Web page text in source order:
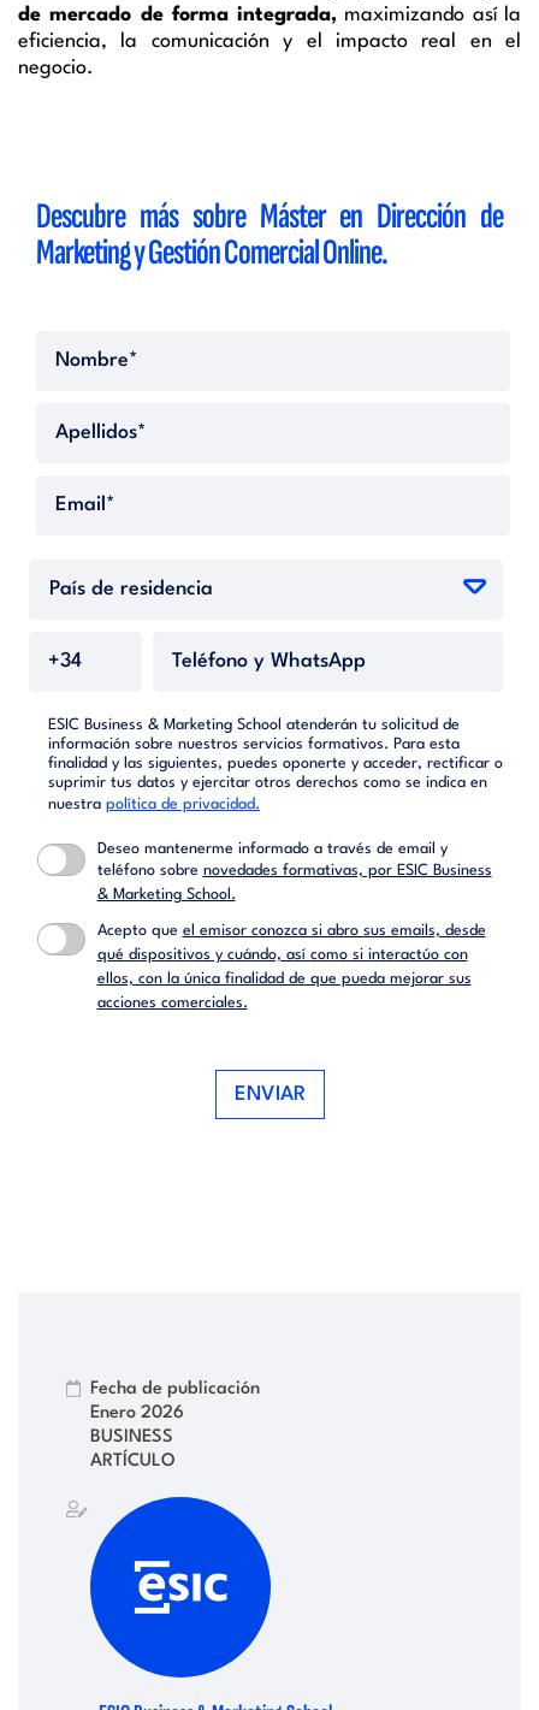
de mercado de forma integrada, maximizando así la
eficiencia, la comunicación y el impacto real en el
negocio.
Descubre más sobre Máster en Dirección de
Marketing y Gestión Comercial Online.
ESIC Business & Marketing School atenderán tu solicitud de
información sobre nuestros servicios formativos. Para esta
finalidad y las siguientes, puedes oponerte y acceder, rectificar o
suprimir tus datos y ejercitar otros derechos como se indica en
nuestra política de privacidad.
Deseo mantenerme informado a través de email y
teléfono sobre novedades formativas, por ESIC Business
& Marketing School.
Acepto que el emisor conozca si abro sus emails, desde
qué dispositivos y cuándo, así como si interactúo con
ellos, con la única finalidad de que pueda mejorar sus
acciones comerciales.
ENVIAR
Fecha de publicación
Enero 2026
BUSINESS
ARTÍCULO